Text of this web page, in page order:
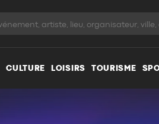
CULTURE LOISIRS TOURISME